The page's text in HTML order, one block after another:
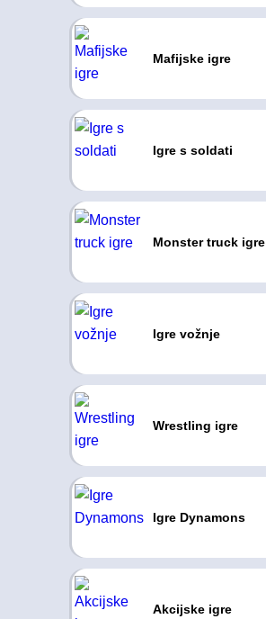
Mafijske igre
Igre s soldati
Monster truck igre
Igre vožnje
Wrestling igre
Igre Dynamons
Akcijske igre